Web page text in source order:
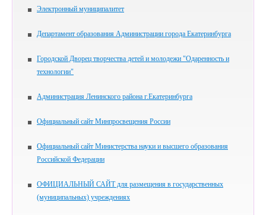
Электронный муниципалитет
Департамент образования Администрации города Екатеринбурга
Городской Дворец творчества детей и молодежи "Одаренность и
технологии"
Администрация Ленинского района г.Екатеринбурга
Официальный сайт Минпросвещения России
Официальный сайт Министерства науки и высшего образования
Российской Федерации
ОФИЦИАЛЬНЫЙ САЙТ для размещения в государственных
(муниципальных) учреждениях